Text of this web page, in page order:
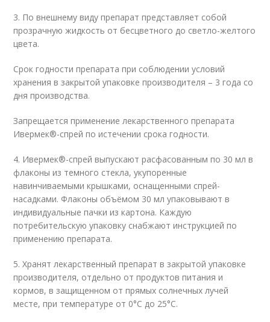
3. По внешнему виду препарат представляет собой
прозрачную жидкость от бесцветного до светло-желтого
цвета.
Срок годности препарата при соблюдении условий
хранения в закрытой упаковке производителя – 3 года со
дня производства.
Запрещается применение лекарственного препарата
Ивермек®-спрей по истечении срока годности.
4. Ивермек®-спрей выпускают расфасованным по 30 мл в
флаконы из темного стекла, укупоренные
навинчиваемыми крышками, оснащенными спрей-
насадками. Флаконы объёмом 30 мл упаковывают в
индивидуальные пачки из картона. Каждую
потребительскую упаковку снабжают инструкцией по
применению препарата.
5. Хранят лекарственный препарат в закрытой упаковке
производителя, отдельно от продуктов питания и
кормов, в защищенном от прямых солнечных лучей
месте, при температуре от 0°С до 25°С.